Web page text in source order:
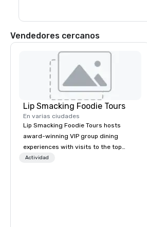
Vendedores cercanos
Lip Smacking Foodie Tours
En varias ciudades
Lip Smacking Foodie Tours hosts
award-winning VIP group dining
experiences with visits to the top
restaurants throughout the United
Actividad